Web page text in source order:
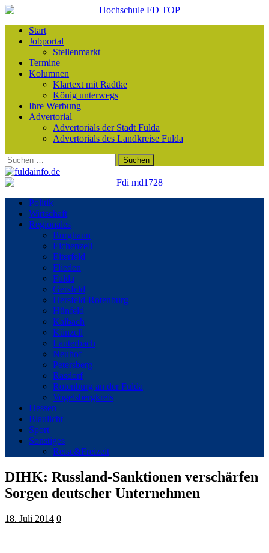
Start
Jobportal
Stellenmarkt
Termine
Kolumnen
Klartext mit Radtke
König unterwegs
Ihre Werbung
Advertorial
Advertorials der Stadt Fulda
Advertorials des Landkreise Fulda
Suchen
nach:
Politik
Wirtschaft
Regionales
Burghaun
Eichenzell
Eiterfeld
Flieden
Fulda
Gersfeld
Hersfeld-Rotenburg
Hünfeld
Kalbach
Künzell
Lauterbach
Neuhof
Petersberg
Rasdorf
Rotenburg an der Fulda
Vogelsbergkreis
Hessen
Blaulicht
Sport
Sonstiges
Reise&Freizeit
DIHK: Russland-Sanktionen verschärfen
Sorgen deutscher Unternehmen
18. Juli 2014 0